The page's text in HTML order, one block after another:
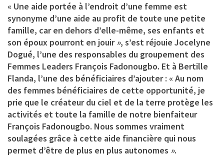
« Une aide portée à l’endroit d’une femme est
synonyme d’une aide au profit de toute une petite
famille, car en dehors d’elle-même, ses enfants et
son époux pourront en jouir», s’est réjouie Jocelyne
Dogué, l’une des responsables du groupement des
Femmes Leaders François Fadonougbo. Et à Bertille
Flanda, l’une des bénéficiaires d’ajouter : « Au nom
des femmes bénéficiaires de cette opportunité, je
prie que le créateur du ciel et de la terre protège les
activités et toute la famille de notre bienfaiteur
François Fadonougbo. Nous sommes vraiment
soulagées grâce à cette aide financière qui nous
permet d’être de plus en plus autonomes ».